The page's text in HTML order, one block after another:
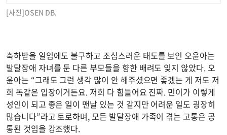
[사진]OSEN DB.
축하받을 일임에도 불구하고 조심스러운 태도를 보인 오윤아는
발달장애 자녀를 둔 다른 부모들을 향한 배려도 잊지 않았다. 오
윤아는 “그래도 그런 생각 많이 안 해주셨으면 좋겠는 게 저도 저
희 똑같은 입장이거든요. 저희 다 힘들어요 진짜. 민이가 이렇게
성인이 되고 좋은 일이 맨날 있는 것 같지만 어려운 일도 굉장히
많습니다”라고 토로하며, 모든 발달장애 가족이 겪는 고통은 공
통된 것임을 강조했다.